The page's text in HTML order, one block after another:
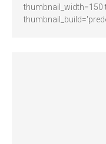
thumbnail_width=150